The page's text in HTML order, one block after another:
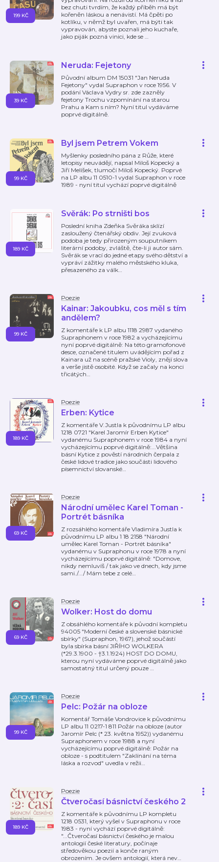
bez chuti tvrdím, že každý příběh má být
kořeněn láskou a nenávistí. Má čpěti po
kotlíku, v němž byl uvařen, má býti tak
vypravován, abyste poznali jeho kuchaře,
jako piják pozná vinici, kde se …
199 KČ
Neruda: Fejetony
Původní album DM 15031 "Jan Neruda
Fejetony" vydal Supraphon v roce 1956. V
podání Václava Vydry sr. zde zazněly
fejetony Trochu vzpomínání na starou
Prahu a Kam s ním? Nyní titul vydáváme
poprvé digitálně.
39 KČ
Byl jsem Petrem Vokem
Myšlenky posledního pána z Růže, které
letopisy neuvádějí, napsal Miloš Kopecký a
Jiří Melíšek, tlumočí Miloš Kopecký. Poprvé
na LP albu 11 0510-1 vydal Supraphon v roce
1989 - nyní titul vychází poprvé digitálně
99 KČ
Svěrák: Po strništi bos
Poslední kniha Zdeňka Svěráka sklízí
zasloužený čtenářský obdiv. Její zvuková
podoba je tedy přirozeným souputníkem
literární podoby, zvláště, čte-li ji autor sám.
Svěrák se vrací do jedné etapy svého dětství a
vypráví zážitky malého městského kluka,
přesazeného za válk…
189 KČ
Poezie
Kainar: Jakoubku, cos měl s tím
andělem?
Z komentáře k LP albu 1118 2987 vydaného
Supraphonem v roce 1982 a vycházejícímu
nyní poprvé digitálně: Na této gramofonové
desce, označené titulem uvádějícím pořad z
Kainara už na scéně pražské Violy, znějí slova
a verše jistě osobité. Když se začaly na konci
třicátých…
99 KČ
Poezie
Erben: Kytice
Z komentáře V.Justla k původnímu LP albu
1218 0721 "Karel Jaromír Erben Kytice"
vydanému Supraphonem v roce 1984 a nyní
vycházejícímu poprvé digitálně:...Většina
básní Kytice z pověstí národních čerpala z
české lidové tradice jako součásti lidového
písemnictví slovanské…
189 KČ
Poezie
Národní umělec Karel Toman -
Portrét básníka
Z rozsáhlého komentáře Vladimíra Justla k
původnímu LP albu 1 18 2158 "Národní
umělec Karel Toman - Portrét básníka"
vydanému v Supraphonu v roce 1978 a nyní
vycházejícímu poprvé digitálně: "Domove,
nikdy nemluvíš / tak jako ve dnech, kdy jsme
sami./.../ Mám tebe z celé…
69 KČ
Poezie
Wolker: Host do domu
Z obsáhlého komentáře k původní kompletu
94005 "Moderní české a slovenské básnické
sbírky" (Supraphon, 1967), jehož součástí
byla sbírka básní JIŘÍHO WOLKERA
(*29.3.1900 - †3.1.1924) HOST DO DOMU,
kterou nyní vydáváme poprvé digitálně jako
samostatný titul určený pouze …
69 KČ
Poezie
Pelc: Požár na obloze
Komentář Tomáše Vondrovice k původnímu
LP albu 11 0217-1 811 Požár na obloze (autor
Jaromír Pelc (* 23. května 1952)) vydanému
Supraphonem v roce 1988 a nyní
vycházejícímu poprvé digitálně: Požár na
obloze - s podtitulem "Zaklínání na téma
láska a rozvod" uvedla v režii…
99 KČ
Poezie
Čtveročasí básnictví českého 2
Z komentáře k původnímu LP kompletu
1218 0531, který vyšel v Supraphonu v roce
1983 - nyní vychází poprvé digitálně:
"...Čtveročasí básnictví českého je malou
antologií české literatury, počínaje
středověkou poezií a konče raným
obrozením. Je ovšem antologií, která nev…
189 KČ